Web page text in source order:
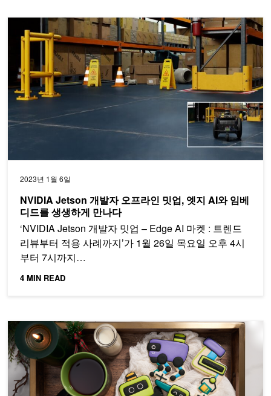
2023년 1월 6일
NVIDIA Jetson 개발자 오프라인 밋업, 엣지 AI와 임베
디드를 생생하게 만나다
‘NVIDIA Jetson 개발자 밋업 – Edge AI 마켓 : 트렌드
리뷰부터 적용 사례까지’가 1월 26일 목요일 오후 4시
부터 7시까지…
4 MIN READ
NVIDIA Jetson 개발자 오프라인 밋업, 엣지 AI와 임베디드를 생생
연말 홀리데이 기념 Jetson 쿠키의 재탄생!